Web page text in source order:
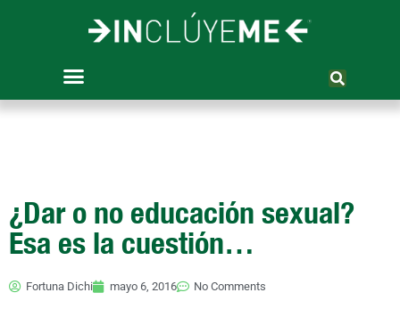
¿Dar o no educación sexual?
Esa es la cuestión…
Fortuna Dichi mayo 6, 2016 No Comments